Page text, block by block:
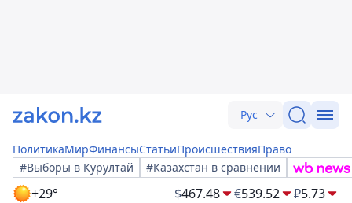
Рус
ПолитикаМирФинансыСтатьиПроисшествияПраво
#Выборы в Курултай
#Казахстан в сравнении
+29° $467.48 €539.52 ₽5.73